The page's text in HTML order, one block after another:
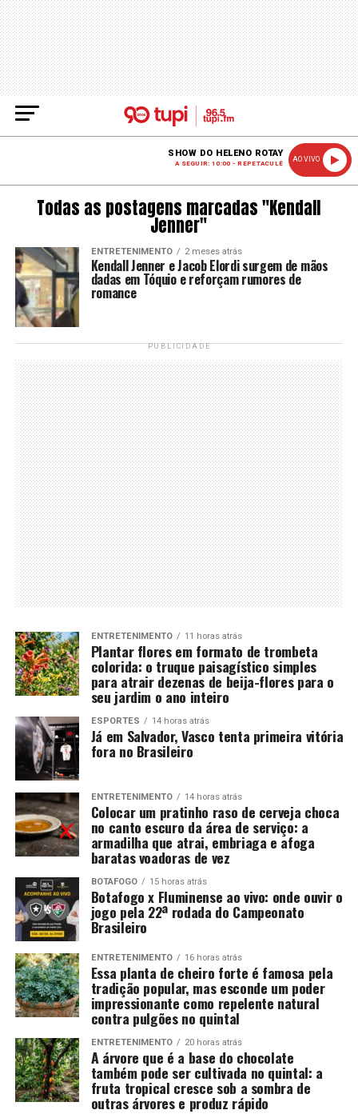
SHOW DO HELENO ROTAY
A SEGUIR: 10:00 - REPETACULÊ
AO VIVO
Todas as postagens marcadas "Kendall
Jenner"
ENTRETENIMENTO 2 meses atrás
Kendall Jenner e Jacob Elordi surgem de mãos
dadas em Tóquio e reforçam rumores de
romance
PUBLICIDADE
ENTRETENIMENTO 11 horas atrás
Plantar flores em formato de trombeta
colorida: o truque paisagístico simples
para atrair dezenas de beija-flores para o
seu jardim o ano inteiro
ESPORTES 14 horas atrás
Já em Salvador, Vasco tenta primeira vitória
fora no Brasileiro
ENTRETENIMENTO 14 horas atrás
Colocar um pratinho raso de cerveja choca
no canto escuro da área de serviço: a
armadilha que atrai, embriaga e afoga
baratas voadoras de vez
BOTAFOGO 15 horas atrás
Botafogo x Fluminense ao vivo: onde ouvir o
jogo pela 22ª rodada do Campeonato
Brasileiro
ENTRETENIMENTO 16 horas atrás
Essa planta de cheiro forte é famosa pela
tradição popular, mas esconde um poder
impressionante como repelente natural
contra pulgões no quintal
ENTRETENIMENTO 20 horas atrás
A árvore que é a base do chocolate
também pode ser cultivada no quintal: a
fruta tropical cresce sob a sombra de
outras árvores e produz rápido